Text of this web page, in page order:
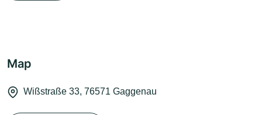
Map
Wißstraße 33, 76571 Gaggenau